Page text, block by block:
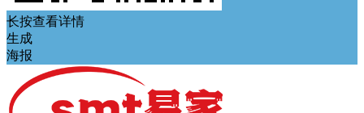
长按查看详情
生成
海报